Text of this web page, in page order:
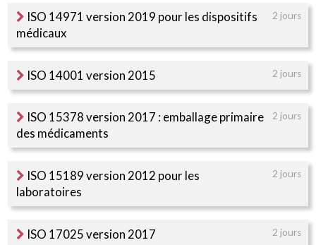
ISO 14971 version 2019 pour les dispositifs
médicaux
2 jours
ISO 14001 version 2015 2 jours
ISO 15378 version 2017 : emballage primaire
des médicaments
2 jours
ISO 15189 version 2012 pour les
laboratoires
2 jours
ISO 17025 version 2017 2 jours